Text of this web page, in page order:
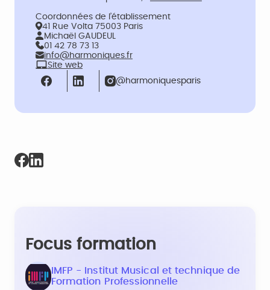
Coordonnées de l’établissement
41 Rue Volta 75003 Paris
Michaël GAUDEUL
01 42 78 73 13
info@harmoniques.fr
Site web
@harmoniquesparis
Focus formation
IMFP - Institut Musical et technique de
Formation Professionnelle